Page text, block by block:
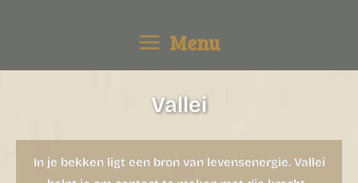
Menu
Vallei
In je bekken ligt een bron van levensenergie. Vallei